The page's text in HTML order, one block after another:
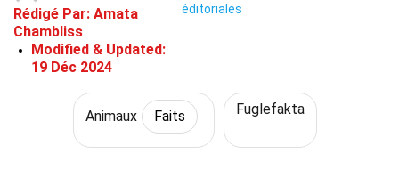
Rédigé Par: Amata
Chambliss
Modified & Updated:
19 Déc 2024
éditoriales
Animaux Faits Fuglefakta